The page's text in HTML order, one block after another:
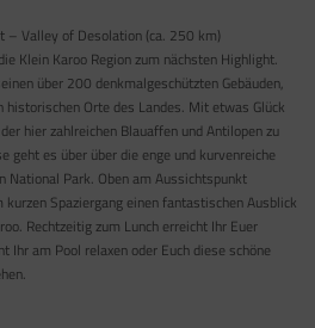
– Valley of Desolation (ca. 250 km)
Klein Karoo Region zum nächsten Highlight.
über 200 denkmalgeschützten Gebäuden,
Orte des Landes. Mit etwas Glück
hier zahlreichen Blauaffen und Antilopen zu
geht es über über die enge und kurvenreiche
National Park. Oben am Aussichtspunkt
Spaziergang einen fantastischen Ausblick
Rechtzeitig zum Lunch erreicht Ihr Euer
Ihr am Pool relaxen oder Euch diese schöne